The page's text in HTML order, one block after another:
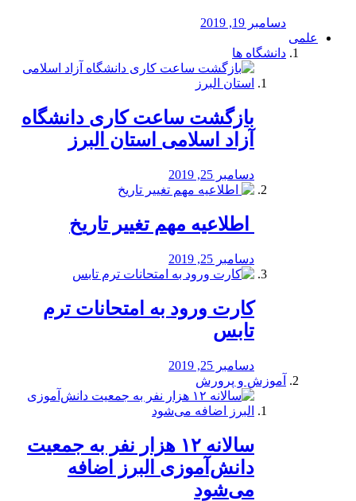
دسامبر 19, 2019
علمی
دانشگاه ها
بازگشت ساعت کاری دانشگاه
آزاد اسلامی استان البرز
دسامبر 25, 2019
️ اطلاعیه مهم تغییر تاریخ
دسامبر 25, 2019
کارت ورود به امتحانات ترم
تابس
دسامبر 25, 2019
آموزش و پرورش
️سالانه ۱۲ هزار نفر به جمعیت
دانش‌آموزی البرز اضافه
می‌شود